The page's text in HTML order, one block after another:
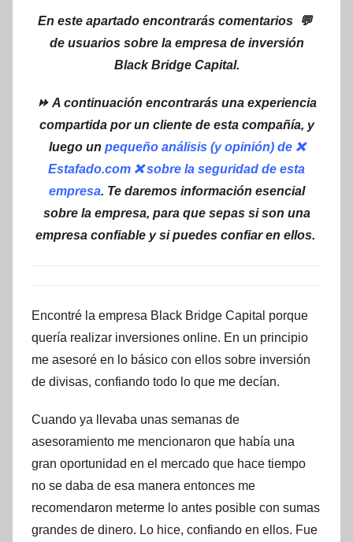
En este apartado encontrarás comentarios 💬
de usuarios sobre la empresa de inversión
Black Bridge Capital.
⏩ A continuación encontrarás una experiencia
compartida por un cliente de esta compañía, y
luego un pequeño análisis (y opinión) de ❌
Estafado.com ❌ sobre la seguridad de esta
empresa. Te daremos información esencial
sobre la empresa, para que sepas si son una
empresa confiable y si puedes confiar en ellos.
Encontré la empresa Black Bridge Capital porque
quería realizar inversiones online. En un principio
me asesoré en lo básico con ellos sobre inversión
de divisas, confiando todo lo que me decían.
Cuando ya llevaba unas semanas de
asesoramiento me mencionaron que había una
gran oportunidad en el mercado que hace tiempo
no se daba de esa manera entonces me
recomendaron meterme lo antes posible con sumas
grandes de dinero. Lo hice, confiando en ellos. Fue